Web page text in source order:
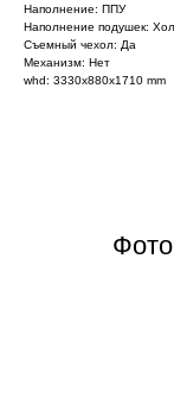
Наполнение: ППУ
Наполнение подушек:
Съемный чехол: Да
Механизм: Нет
whd: 3330x880x1710 mm